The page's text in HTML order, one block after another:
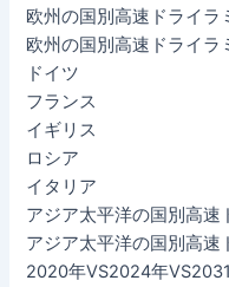
欧州の国別高速ドライラ
欧州の国別高速ドライラ
ドイツ
フランス
イギリス
ロシア
イタリア
アジア太平洋の国別高速
アジア太平洋の国別高速
2020年VS2024年